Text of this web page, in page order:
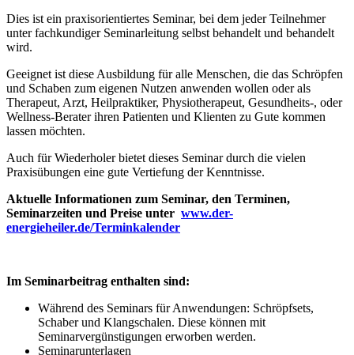
Dies ist ein praxisorientiertes Seminar, bei dem jeder Teilnehmer
unter fachkundiger Seminarleitung selbst behandelt und behandelt
wird.
Geeignet ist diese Ausbildung für alle Menschen, die das Schröpfen
und Schaben zum eigenen Nutzen anwenden wollen oder als
Therapeut, Arzt, Heilpraktiker, Physiotherapeut, Gesundheits-, oder
Wellness-Berater ihren Patienten und Klienten zu Gute kommen
lassen möchten.
Auch für Wiederholer bietet dieses Seminar durch die vielen
Praxisübungen eine gute Vertiefung der Kenntnisse.
Aktuelle Informationen zum Seminar, den Terminen,
Seminarzeiten und Preise unter www.der-
energieheiler.de/Terminkalender
Im Seminarbeitrag enthalten sind:
Während des Seminars für Anwendungen: Schröpfsets,
Schaber und Klangschalen. Diese können mit
Seminarvergünstigungen erworben werden.
Seminarunterlagen